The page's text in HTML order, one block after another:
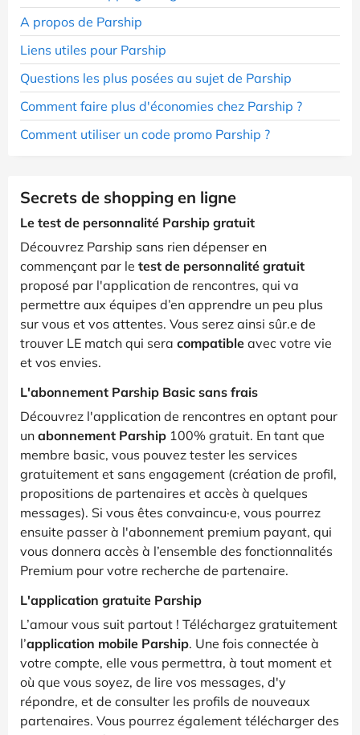
A propos de Parship
Liens utiles pour Parship
Questions les plus posées au sujet de Parship
Comment faire plus d'économies chez Parship ?
Comment utiliser un code promo Parship ?
Secrets de shopping en ligne
Le test de personnalité Parship gratuit
Découvrez Parship sans rien dépenser en
commençant par le test de personnalité gratuit
proposé par l'application de rencontres, qui va
permettre aux équipes d’en apprendre un peu plus
sur vous et vos attentes. Vous serez ainsi sûr.e de
trouver LE match qui sera compatible avec votre vie
et vos envies.
L'abonnement Parship Basic sans frais
Découvrez l'application de rencontres en optant pour
un abonnement Parship 100% gratuit. En tant que
membre basic, vous pouvez tester les services
gratuitement et sans engagement (création de profil,
propositions de partenaires et accès à quelques
messages). Si vous êtes convaincu·e, vous pourrez
ensuite passer à l'abonnement premium payant, qui
vous donnera accès à l’ensemble des fonctionnalités
Premium pour votre recherche de partenaire.
L'application gratuite Parship
L’amour vous suit partout ! Téléchargez gratuitement
l’application mobile Parship. Une fois connectée à
votre compte, elle vous permettra, à tout moment et
où que vous soyez, de lire vos messages, d'y
répondre, et de consulter les profils de nouveaux
partenaires. Vous pourrez également télécharger des